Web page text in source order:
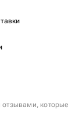
которые